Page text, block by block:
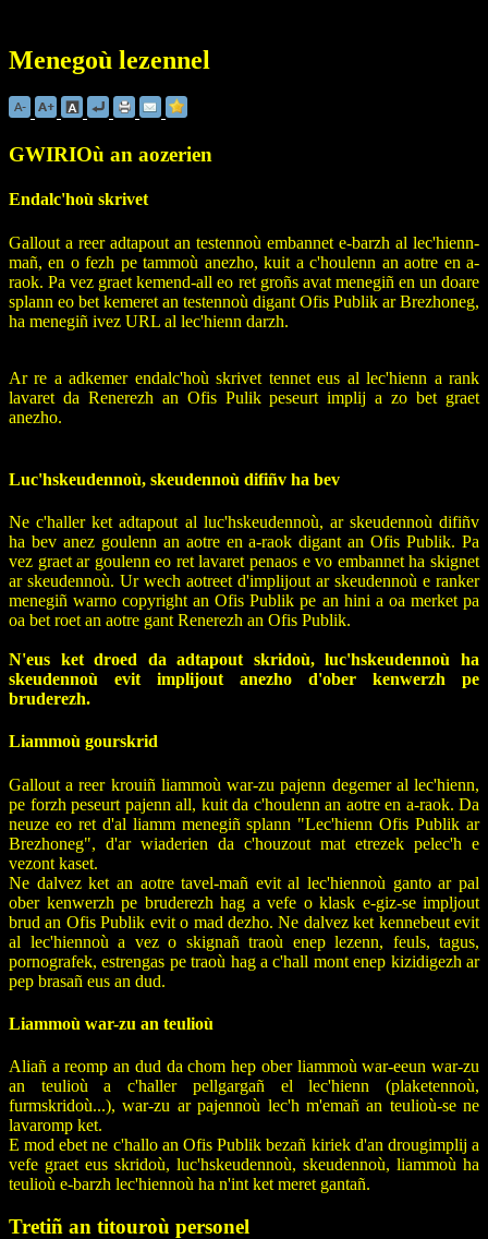
Menegoù lezennel
GWIRIOù an aozerien
Endalc'hoù skrivet
Gallout a reer adtapout an testennoù embannet e-barzh al lec'hienn-
mañ, en o fezh pe tammoù anezho, kuit a c'houlenn an aotre en a-
raok. Pa vez graet kemend-all eo ret groñs avat menegiñ en un doare
splann eo bet kemeret an testennoù digant Ofis Publik ar Brezhoneg,
ha menegiñ ivez URL al lec'hienn darzh.
Ar re a adkemer endalc'hoù skrivet tennet eus al lec'hienn a rank
lavaret da Renerezh an Ofis Pulik peseurt implij a zo bet graet
anezho.
Luc'hskeudennoù, skeudennoù difiñv ha bev
Ne c'haller ket adtapout al luc'hskeudennoù, ar skeudennoù difiñv
ha bev anez goulenn an aotre en a-raok digant an Ofis Publik. Pa
vez graet ar goulenn eo ret lavaret penaos e vo embannet ha skignet
ar skeudennoù. Ur wech aotreet d'implijout ar skeudennoù e ranker
menegiñ warno copyright an Ofis Publik pe an hini a oa merket pa
oa bet roet an aotre gant Renerezh an Ofis Publik.
N'eus ket droed da adtapout skridoù, luc'hskeudennoù ha
skeudennoù evit implijout anezho d'ober kenwerzh pe
bruderezh.
Liammoù gourskrid
Gallout a reer krouiñ liammoù war-zu pajenn degemer al lec'hienn,
pe forzh peseurt pajenn all, kuit da c'houlenn an aotre en a-raok. Da
neuze eo ret d'al liamm menegiñ splann "Lec'hienn Ofis Publik ar
Brezhoneg", d'ar wiaderien da c'houzout mat etrezek pelec'h e
vezont kaset.
Ne dalvez ket an aotre tavel-mañ evit al lec'hiennoù ganto ar pal
ober kenwerzh pe bruderezh hag a vefe o klask e-giz-se impljout
brud an Ofis Publik evit o mad dezho. Ne dalvez ket kennebeut evit
al lec'hiennoù a vez o skignañ traoù enep lezenn, feuls, tagus,
pornografek, estrengas pe traoù hag a c'hall mont enep kizidigezh ar
pep brasañ eus an dud.
Liammoù war-zu an teulioù
Aliañ a reomp an dud da chom hep ober liammoù war-eeun war-zu
an teulioù a c'haller pellgargañ el lec'hienn (plaketennoù,
furmskridoù...), war-zu ar pajennoù lec'h m'emañ an teulioù-se ne
lavaromp ket.
E mod ebet ne c'hallo an Ofis Publik bezañ kiriek d'an drougimplij a
vefe graet eus skridoù, luc'hskeudennoù, skeudennoù, liammoù ha
teulioù e-barzh lec'hiennoù ha n'int ket meret gantañ.
Tretiñ an titouroù personel